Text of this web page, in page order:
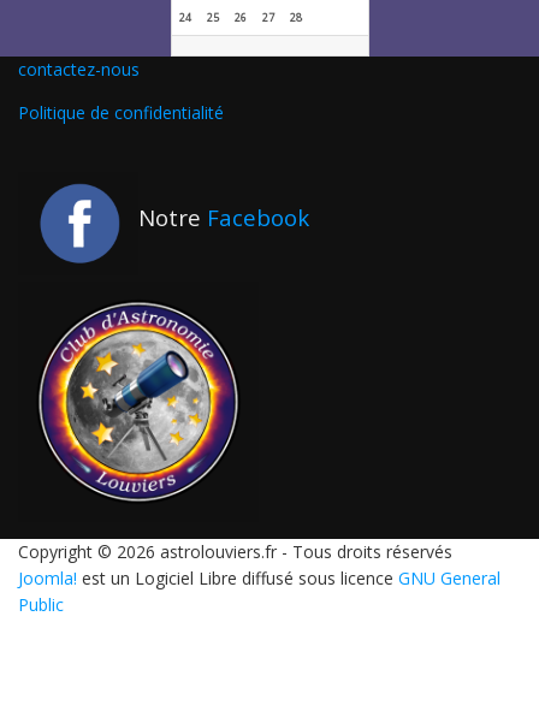
24 25 26 27 28
contactez-nous
Politique de confidentialité
Notre Facebook
Copyright © 2026 astrolouviers.fr - Tous droits réservés
Joomla! est un Logiciel Libre diffusé sous licence GNU General
Public